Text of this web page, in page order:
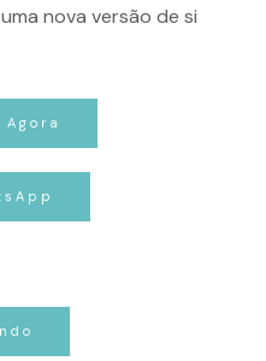
nova versão de si
Agora